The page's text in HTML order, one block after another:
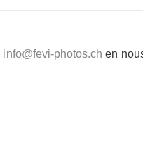
info@fevi-photos.ch en